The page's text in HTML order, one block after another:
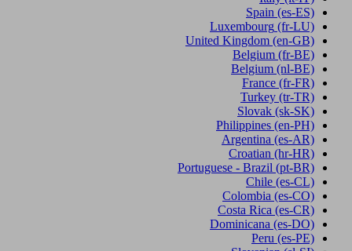
Spain (es-ES)
Luxembourg (fr-LU)
United Kingdom (en-GB)
Belgium (fr-BE)
Belgium (nl-BE)
France (fr-FR)
Turkey (tr-TR)
Slovak (sk-SK)
Philippines (en-PH)
Argentina (es-AR)
Croatian (hr-HR)
Portuguese - Brazil (pt-BR)
Chile (es-CL)
Colombia (es-CO)
Costa Rica (es-CR)
Dominicana (es-DO)
Peru (es-PE)